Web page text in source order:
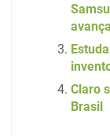
Claro
Brasil